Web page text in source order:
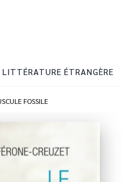
LITTÉRATURE ÉTRANGÈRE
FOSSILE